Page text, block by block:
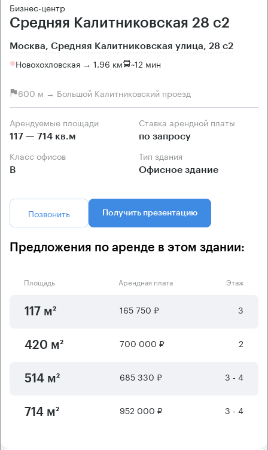
Бизнес-центр
Средняя Калитниковская 28 с2
Москва, Средняя Калитниковская улица, 28 с2
Новохохловская → 1.96 км ~12 мин
600 м → Большой Калитниковский проезд
Арендуемые площади
117 — 714 кв.м
Ставка арендной платы
по запросу
Класс офисов
B
Тип здания
Офисное здание
Позвонить Получить презентацию
Предложения по аренде в этом здании:
Площадь Арендная плата Этаж
117 м² 165 750 ₽ 3
420 м² 700 000 ₽ 2
514 м² 685 330 ₽ 3 - 4
714 м² 952 000 ₽ 3 - 4